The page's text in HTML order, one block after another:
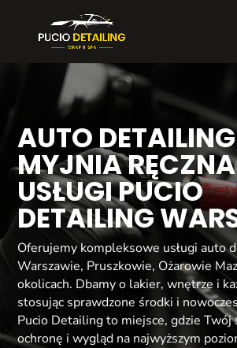
AUTO
MYJNIA
USŁUGI PUCIO
DETAILING
Oferujemy kompleksowe usługi auto
Warszawie, Pruszkowie, Ożarowie
okolicach. Dbamy o lakier, wnętrze i
stosując sprawdzone środki i
Pucio Detailing to miejsce, gdzie Twój
ochronę i wygląd na najwyższym